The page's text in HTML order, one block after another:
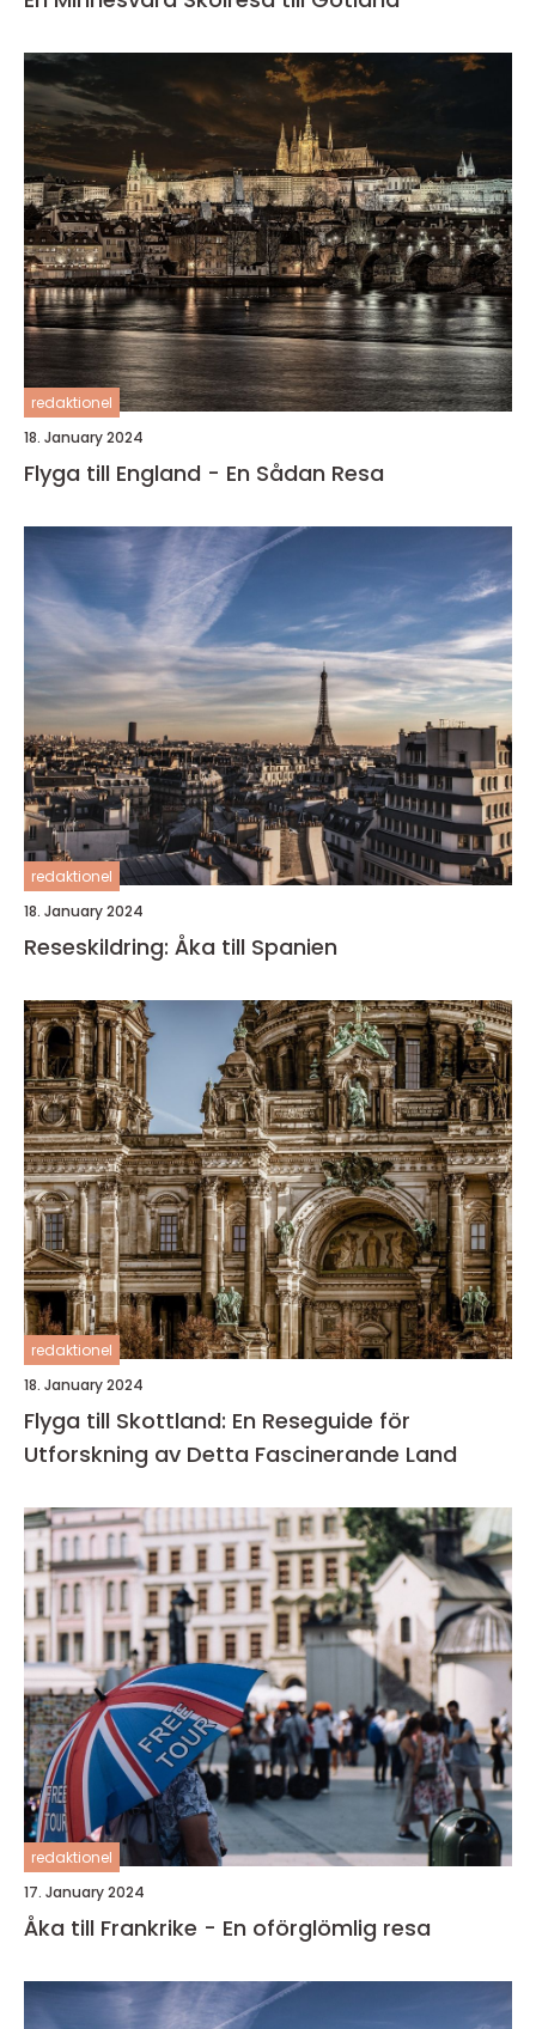
redaktionel
18. January 2024
Flyga till England - En Sådan Resa
redaktionel
18. January 2024
Reseskildring: Åka till Spanien
redaktionel
18. January 2024
Flyga till Skottland: En Reseguide för
Utforskning av Detta Fascinerande Land
redaktionel
17. January 2024
Åka till Frankrike - En oförglömlig resa